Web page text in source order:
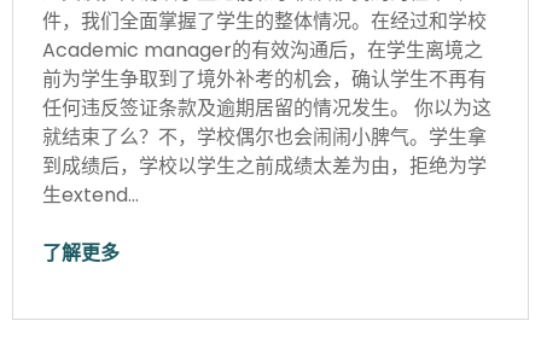
件，我们全面掌握了学生的整体情况。在经过和学校
Academic manager的有效沟通后，在学生离境之
前为学生争取到了境外补考的机会，确认学生不再有
任何违反签证条款及逾期居留的情况发生。 你以为这
就结束了么？不，学校偶尔也会闹闹小脾气。学生拿
到成绩后，学校以学生之前成绩太差为由，拒绝为学
生extend…
了解更多